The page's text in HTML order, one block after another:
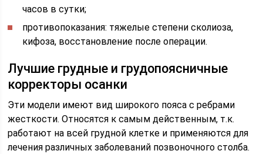
часов в сутки;
противопоказания: тяжелые степени сколиоза,
кифоза, восстановление после операции.
Лучшие грудные и грудопоясничные
корректоры осанки
Эти модели имеют вид широкого пояса с ребрами
жесткости. Относятся к самым действенным, т.к.
работают на всей грудной клетке и применяются для
лечения различных заболеваний позвоночного столба.